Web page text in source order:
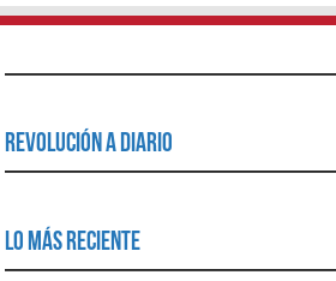
Revolución a Diario
Lo Más Reciente